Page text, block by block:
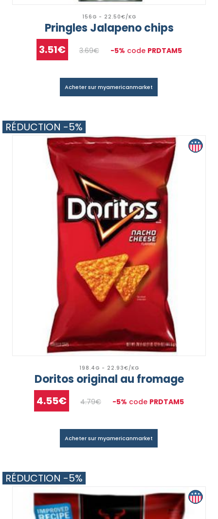
156G - 22.50€/KG
Pringles Jalapeno chips
3.51€ 3.69€ -5% code PRDTAM5
Acheter sur myamericanmarket
198.4G - 22.93€/KG
Doritos original au fromage
4.55€ 4.79€ -5% code PRDTAM5
RÉDUCTION -5%
Acheter sur myamericanmarket
RÉDUCTION -5%